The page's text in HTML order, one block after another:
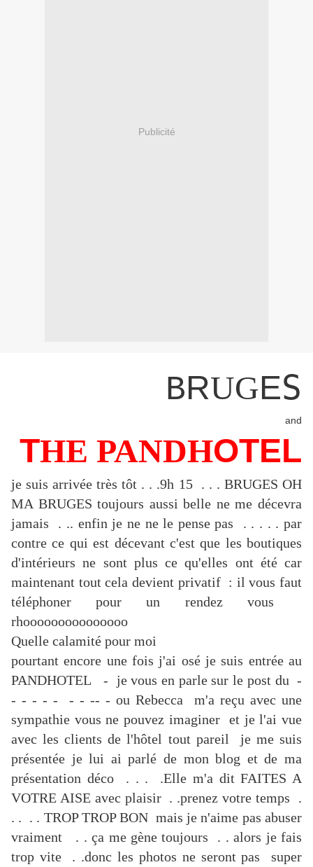
Publicité
BRUGES
and
THE PANDHOTEL
je suis arrivée très tôt . . .9h 15 . . . BRUGES OH
MA BRUGES toujours aussi belle ne me décevra
jamais . .. enfin je ne ne le pense pas . . . . . par
contre ce qui est décevant c'est que les boutiques
d'intérieurs ne sont plus ce qu'elles ont été car
maintenant tout cela devient privatif : il vous faut
téléphoner pour un rendez vous
rhooooooooooooooo
Quelle calamité pour moi
pourtant encore une fois j'ai osé je suis entrée au
PANDHOTEL - je vous en parle sur le post du -
- - - - - - - -- - ou Rebecca m'a reçu avec une
sympathie vous ne pouvez imaginer et je l'ai vue
avec les clients de l'hôtel tout pareil je me suis
présentée je lui ai parlé de mon blog et de ma
présentation déco . . . .Elle m'a dit FAITES A
VOTRE AISE avec plaisir . .prenez votre temps .
. . . . TROP TROP BON mais je n'aime pas abuser
vraiment . . ça me gène toujours . . alors je fais
trop vite . .donc les photos ne seront pas super